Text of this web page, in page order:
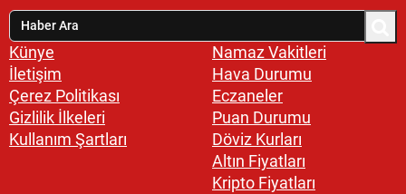
Künye
İletişim
Çerez Politikası
Gizlilik İlkeleri
Kullanım Şartları
Namaz Vakitleri
Hava Durumu
Eczaneler
Puan Durumu
Döviz Kurları
Altın Fiyatları
Kripto Fiyatları